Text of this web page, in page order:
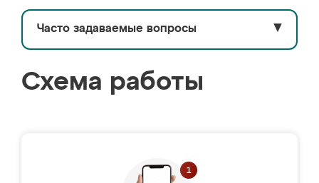
Часто задаваемые вопросы ▼
Схема работы